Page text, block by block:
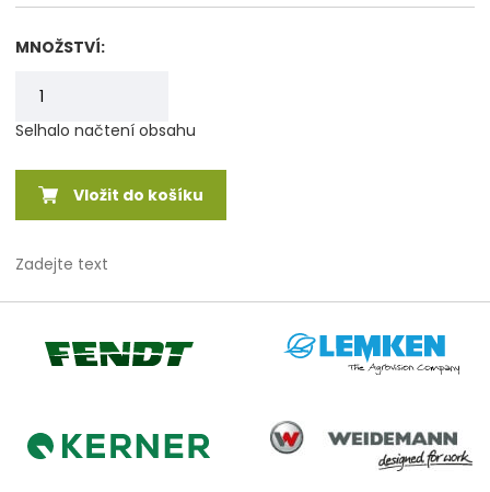
MNOŽSTVÍ:
Selhalo načtení obsahu
Vložit do košíku
Zadejte text
Fendt Lemken
Kerner
Weidemann